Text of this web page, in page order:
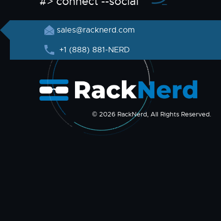
sales@racknerd.com
+1 (888) 881-NERD
© 2026 RackNerd, All Rights Reserved.